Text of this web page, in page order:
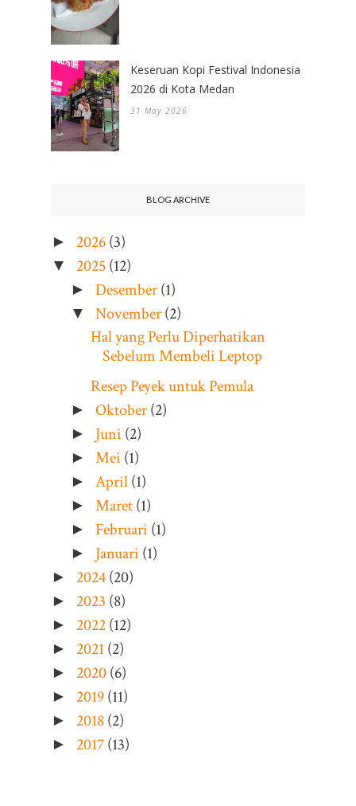
Keseruan Kopi Festival Indonesia
2026 di Kota Medan
31 May 2026
BLOG ARCHIVE
► 2026(3)
▼ 2025(12)
► Desember(1)
▼ November(2)
Hal yang Perlu Diperhatikan
Sebelum Membeli Leptop
Resep Peyek untuk Pemula
► Oktober(2)
► Juni (2)
► Mei (1)
► April(1)
► Maret(1)
► Februari (1)
► Januari (1)
► 2024(20)
► 2023 (8)
► 2022(12)
► 2021(2)
► 2020(6)
► 2019(11)
► 2018(2)
► 2017(13)